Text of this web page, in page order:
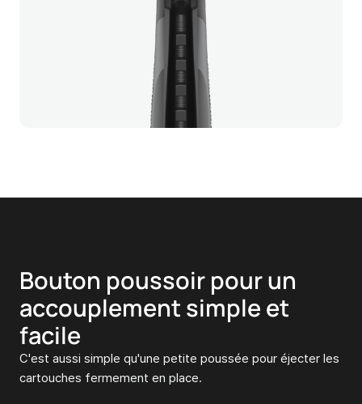
Bouton poussoir pour un
accouplement simple et
facile
C'est aussi simple qu'une petite poussée pour éjecter les
cartouches fermement en place.